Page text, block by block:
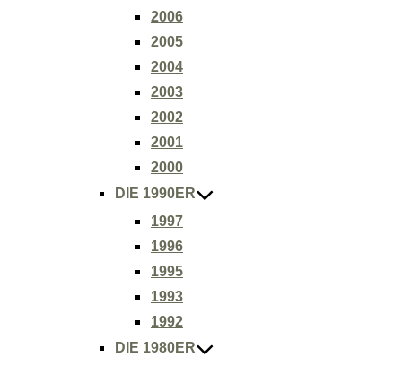
2006
2005
2004
2003
2002
2001
2000
DIE 1990ER
1997
1996
1995
1993
1992
DIE 1980ER